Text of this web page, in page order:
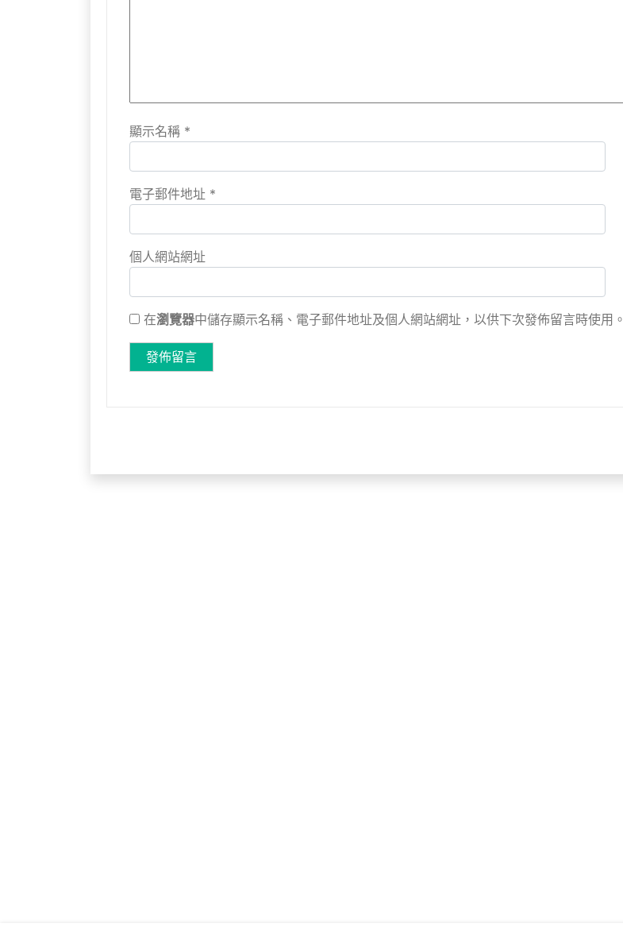
顯示名稱 *
電子郵件地址 *
個人網站網址
在瀏覽器中儲存顯示名稱、電子郵件地址及個人網站網址，以供下次發佈留言時使用。